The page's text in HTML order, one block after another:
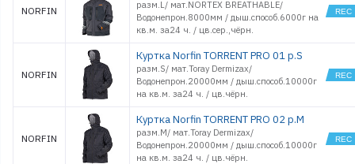
NORFIN
разм.L/ мат.NORTEX BREATHABLE/
Водонепрон.8000мм / дыш.способ.6000г на
кв.м. за24 ч. / цв.cер.,чёрн.
NORFIN
Куртка Norfin TORRENT PRO 01 р.S
разм.S/ мат.Toray Dermizax/
Водонепрон.20000мм / дыш.способ.10000г
на кв.м. за24 ч. / цв.чёрн.
NORFIN
Куртка Norfin TORRENT PRO 02 р.M
разм.M/ мат.Toray Dermizax/
Водонепрон.20000мм / дыш.способ.10000г
на кв.м. за24 ч. / цв.чёрн.